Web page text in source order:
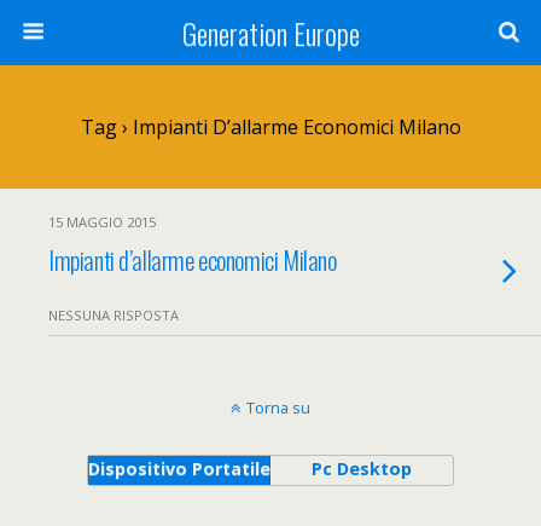
Generation Europe
Tag › Impianti D’allarme Economici Milano
15 MAGGIO 2015
Impianti d’allarme economici Milano
NESSUNA RISPOSTA
Torna su
Dispositivo Portatile Pc Desktop